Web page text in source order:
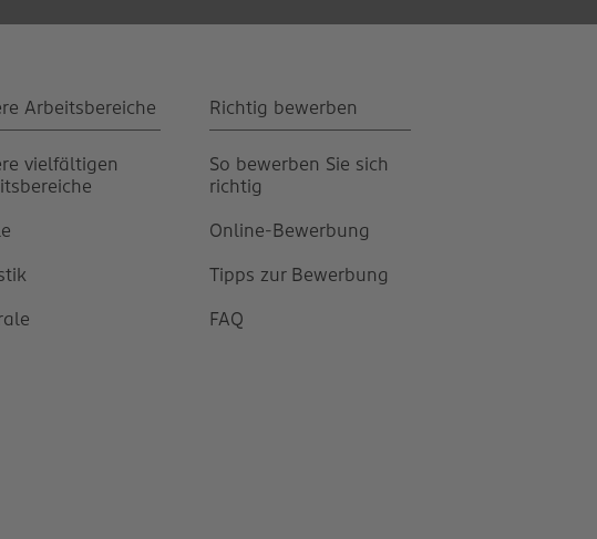
Arbeitsbereiche
vielfältigen
Richtig bewerben
So bewerben Sie sich
richtig
Online-Bewerbung
Tipps zur Bewerbung
FAQ